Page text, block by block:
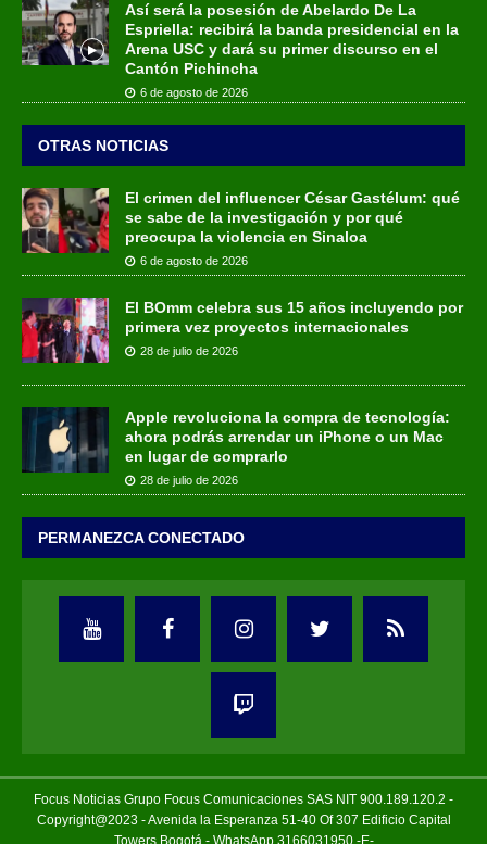
Así será la posesión de Abelardo De La
Espriella: recibirá la banda presidencial en la
Arena USC y dará su primer discurso en el
Cantón Pichincha
6 de agosto de 2026
OTRAS NOTICIAS
El crimen del influencer César Gastélum: qué
se sabe de la investigación y por qué
preocupa la violencia en Sinaloa
6 de agosto de 2026
El BOmm celebra sus 15 años incluyendo por
primera vez proyectos internacionales
28 de julio de 2026
Apple revoluciona la compra de tecnología:
ahora podrás arrendar un iPhone o un Mac
en lugar de comprarlo
28 de julio de 2026
PERMANEZCA CONECTADO
Focus Noticias Grupo Focus Comunicaciones SAS NIT 900.189.120.2 -
Copyright@2023 - Avenida la Esperanza 51-40 Of 307 Edificio Capital